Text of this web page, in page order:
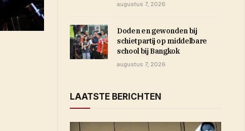
augustus 7, 2026
Doden en gewonden bij
schietpartij op middelbare
school bij Bangkok
augustus 7, 2026
LAATSTE BERICHTEN